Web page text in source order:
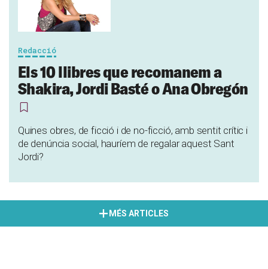
Redacció
Els 10 llibres que recomanem a
Shakira, Jordi Basté o Ana Obregón
Quines obres, de ficció i de no-ficció, amb sentit crític i
de denúncia social, hauríem de regalar aquest Sant
Jordi?
MÉS ARTICLES